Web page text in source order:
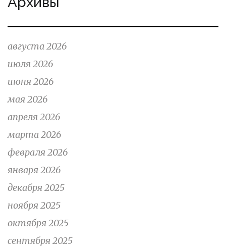
августа 2026
июля 2026
июня 2026
мая 2026
апреля 2026
марта 2026
февраля 2026
января 2026
декабря 2025
ноября 2025
октября 2025
сентября 2025